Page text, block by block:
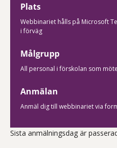
Plats
Webbinariet hålls på Microsoft
i förväg
Målgrupp
All personal i förskolan som
Anmälan
Anmäl dig till webbinariet via
Sista anmälningsdag är